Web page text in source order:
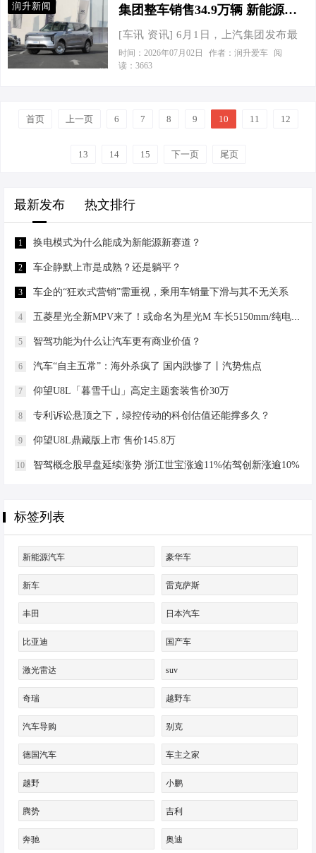
管道或作为火星探测器。该研究成果
机器人学是一个利用软性材料模拟自
然界生物（如蠕虫或肌肉）特性的研
与聚合物材料交替堆叠。当对碳表面
施加低电压时，聚合物会发生膨胀，
人长度约3厘米并模仿尺蠖的运动方
堡…
润升新闻 集团整车销售34.9万辆 新能源同比增长46.5% 上汽集团5月销量数据
[车讯 资讯] 6月1日，上汽集团发布最
新销量数据，5月份上汽集团实现整车
销售34.9万辆，1-5月累计销售165.1万
77.5%，上汽大通销量同比增长
18.2万辆，同比增长46.5%；海外市场
辆，同比增长14.7%，今年以来成功实
现“同比五连涨”；1-5月，上汽自主品
牌累计销量达117.3万辆，同比增长
成，达到71.1%，较去年同期提升7个
百分点。…
时间：2026年07月02日 作者：润升爱车
阅
读：3663
首页 上一页 6 7 8 9 10 11 12
13 14 15 下一页 尾页
最新发布 热文排行
1 换电模式为什么能成为新能源新赛道？
2 车企静默上市是成熟？还是躺平？
3 车企的“狂欢式营销”需重视，乘用车销量下滑与其不无关系
4 五菱星光全新MPV来了！或命名为星光M 车长5150mm/纯电续航170km
5 智驾功能为什么让汽车更有商业价值？
6 汽车“自主五常”：海外杀疯了 国内跌惨了丨汽势焦点
7 仰望U8L「暮雪千山」高定主题套装售价30万
8 专利诉讼悬顶之下，绿控传动的科创估值还能撑多久？
9 仰望U8L鼎藏版上市 售价145.8万
10 智驾概念股早盘延续涨势 浙江世宝涨逾11%佑驾创新涨逾10%
标签列表
新能源汽车 豪华车
新车 雷克萨斯
丰田 日本汽车
比亚迪 国产车
激光雷达 suv
奇瑞 越野车
汽车导购 别克
德国汽车 车主之家
越野 小鹏
腾势 吉利
奔驰 奥迪